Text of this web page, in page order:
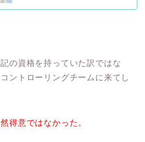
の資格を持っていた訳ではな
ントローリングチームに来てし
得意ではなかった。